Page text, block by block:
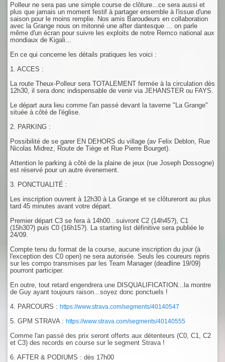
Polleur ne sera pas une simple course de clôture...ce sera aussi et
plus que jamais un moment festif à partager ensemble à l'issue d'une
saison pour le moins remplie. Nos amis Baroudeurs en collaboration
avec la Grange nous on mitonné une after dantesque ... on parle
même d'un écran pour suivre les exploits de notre Remco national aux
mondiaux de Kigali...
En ce qui concerne les détails pratiques les voici :
1. ACCES :
La route Theux-Polleur sera TOTALEMENT fermée à la circulation dès
12h30, il sera donc indispensable de venir via JEHANSTER ou FAYS.
Le départ aura lieu comme l'an passé devant la taverne "La Grange"
située à côté de l'église.
2. PARKING :
Possibilité de se garer EN DEHORS du village (av Felix Deblon, Rue
Nicolas Midrez, Route de Tiège et Rue Pierre Bourget).
Attention le parking à côté de la plaine de jeux (rue Joseph Dossogne)
est réservé pour un autre évenement.
3. PONCTUALITÉ :
Les inscription ouvrent à 12h30 à La Grange et se clôtureront au plus
tard 45 minutes avant votre départ.
Premier départ C3 se fera à 14h00...suivront C2 (14h45?), C1
(15h30?) puis C0 (16h15?). La starting list définitive sera publiée le
24/09.
Compte tenu du format de la course, aucune inscription du jour (à
l'exception des C0 open) ne sera autorisée. Seuls les coureurs repris
sur les compo transmises par les Team Manager (deadline 19/09)
pourront participer.
En outre, tout retard engendrera une DISQUALIFICATION...la montre
de Guy ayant toujours raison...soyez donc ponctuels !
4. PARCOURS : https://www.strava.com/segments/40140547
5. GPM STRAVA : https://www.strava.com/segments/40140555
Comme l'an passé des prix seront offerts aux détenteurs (C0, C1, C2
et C3) des records en course sur le segment Strava !
6. AFTER & PODIUMS : dès 17h00